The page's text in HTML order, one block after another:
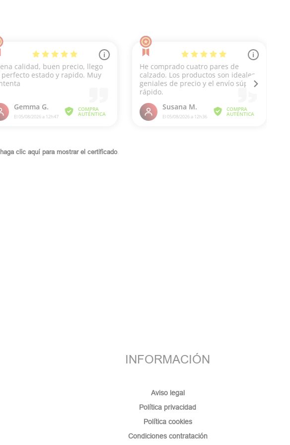
haga clic aquí para mostrar el certificado.
INFORMACIÓN
Aviso legal
Política privacidad
Política cookies
Condiciones contratación